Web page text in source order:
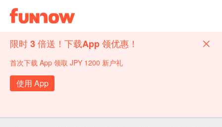
限时 3 倍送！下载App 领优惠！
首次下载 App 领取 JPY 1200 新户礼
使用 App